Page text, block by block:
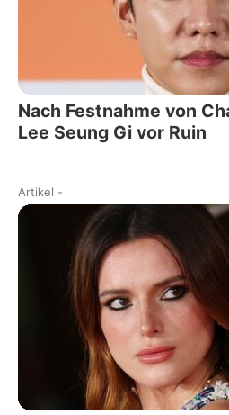
Nach Festnahme von
Lee Seung Gi vor Ruin
Artikel -